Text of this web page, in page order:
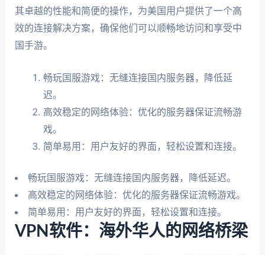
其卓越的性能和简便的操作，为美国用户提供了一个高
效的连接解决方案，确保他们可以顺畅地访问和享受中
国手游。
畅玩国服游戏：无缝连接国内服务器，降低延
迟。
高效稳定的网络体验：优化的服务器保证流畅游
戏。
简单易用：用户友好的界面，轻松设置和连接。
畅玩国服游戏：无缝连接国内服务器，降低延迟。
高效稳定的网络体验：优化的服务器保证流畅游戏。
简单易用：用户友好的界面，轻松设置和连接。
VPN软件：海外华人的网络桥梁